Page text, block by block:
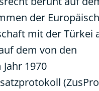
der
mit der Türkei
dem von den
1970